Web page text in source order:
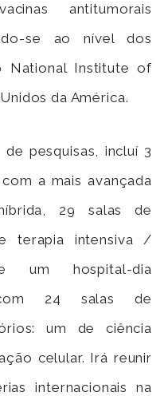
antitumorais
se ao nível dos
National Institute of
da América.
pesquisas, incluí 3
a mais avançada
29 salas de
terapia intensiva /
um hospital-dia
24 salas de
um de ciência
celular. Irá reunir
internacionais na